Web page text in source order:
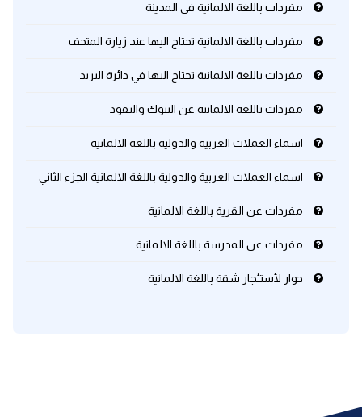
مفردات باللغة الالمانية في المدينة
مفردات باللغة الالمانية تحتاج اليها عند زيارة المتحف
مفردات باللغة الالمانية تحتاج اليها في دائرة البريد
مفردات باللغة الالمانية عن البنوك والنقود
اسماء العملات العربية والدولية باللغة الالمانية
اسماء العملات العربية والدولية باللغة الالمانية الجزء الثاني
مفردات عن القرية باللغة الالمانية
مفردات عن المدرسة باللغة الالمانية
حوار لأستئجار شقة باللغة الالمانية